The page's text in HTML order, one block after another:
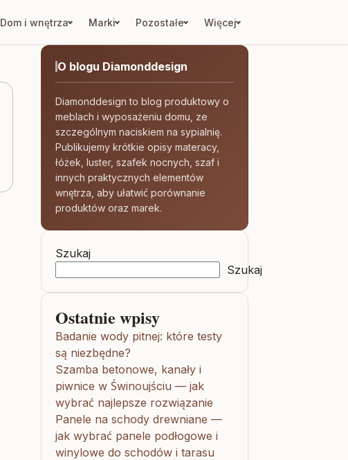
Dom i wnętrza Marki Pozostałe Więcej
O blogu Diamonddesign
Diamonddesign to blog produktowy o
meblach i wyposażeniu domu, ze
szczególnym naciskiem na sypialnię.
Publikujemy krótkie opisy materacy,
łóżek, luster, szafek nocnych, szaf i
innych praktycznych elementów
wnętrza, aby ułatwić porównanie
produktów oraz marek.
Szukaj
Szukaj
Ostatnie wpisy
Badanie wody pitnej: które testy
są niezbędne?
Szamba betonowe, kanały i
piwnice w Świnoujściu — jak
wybrać najlepsze rozwiązanie
Panele na schody drewniane —
jak wybrać panele podłogowe i
winylowe do schodów i tarasu